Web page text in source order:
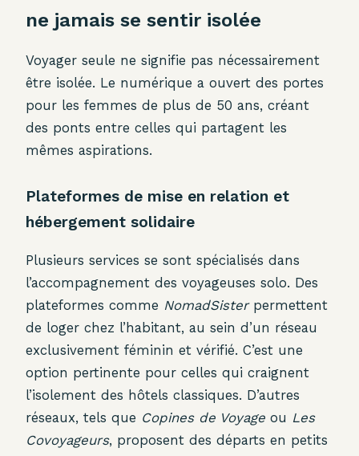
ne jamais se sentir isolée
Voyager seule ne signifie pas nécessairement
être isolée. Le numérique a ouvert des portes
pour les femmes de plus de 50 ans, créant
des ponts entre celles qui partagent les
mêmes aspirations.
Plateformes de mise en relation et
hébergement solidaire
Plusieurs services se sont spécialisés dans
l’accompagnement des voyageuses solo. Des
plateformes comme NomadSisterpermettent
de loger chez l’habitant, au sein d’un réseau
exclusivement féminin et vérifié. C’est une
option pertinente pour celles qui craignent
l’isolement des hôtels classiques. D’autres
réseaux, tels que Copines de Voyage ou Les
Covoyageurs, proposent des départs en petits